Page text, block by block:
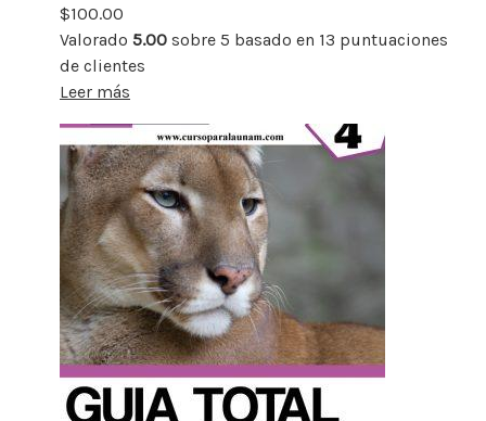
$100.00
Valorado 5.00 sobre 5 basado en 13 puntuaciones
de clientes
Leer más